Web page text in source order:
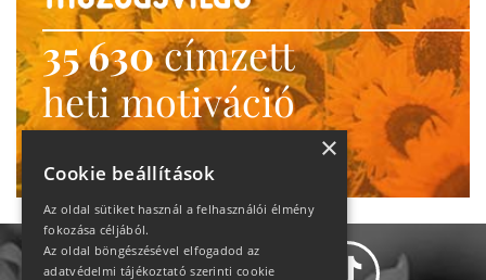
35 630címzett
heti motiváció
Ne maradj le!
×
Cookie beállítások
Az oldal sütiket használ a felhasználói élmény
fokozása céljából.
Az oldal böngészésével elfogadod az
adatvédelmi tájékoztató szerinti cookie